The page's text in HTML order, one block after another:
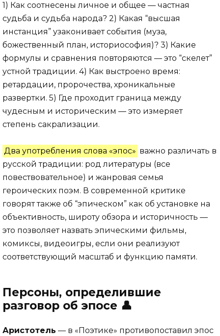
1) Как соотнесены личное и общее — частная
судьба и судьба народа? 2) Какая “высшая
инстанция” узаконивает события (муза,
божественный план, историософия)? 3) Какие
формулы и сравнения повторяются — это “скелет”
устной традиции. 4) Как выстроено время:
ретардации, пророчества, хроникальные
развертки. 5) Где проходит граница между
чудесным и историческим — это измеряет
степень сакрализации.
Два употребления слова «эпос» важно различать в
русской традиции: род литературы (все
повествовательное) и жанровая семья
героических поэм. В современной критике
говорят также об “эпическом” как об установке на
объективность, широту обзора и историчность —
это позволяет назвать эпическими фильмы,
комиксы, видеоигры, если они реализуют
соответствующий масштаб и функцию памяти.
Персоны, определившие
разговор об эпосе 👤
Аристотель — в «Поэтике» противопоставил эпос